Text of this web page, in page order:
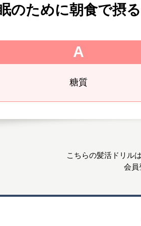
のために朝食で摂
A
糖質
こちらの髪活ドリルは
会員